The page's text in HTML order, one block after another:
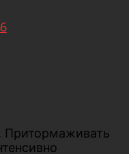
Притормаживать